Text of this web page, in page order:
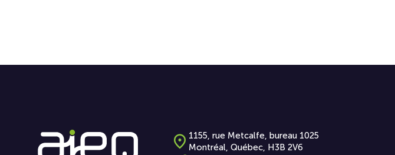
1155, rue Metcalfe, bureau 1025
Montréal, Québec, H3B 2V6